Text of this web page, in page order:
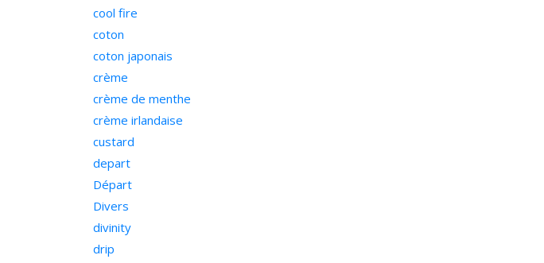
cool fire
coton
coton japonais
crème
crème de menthe
crème irlandaise
custard
depart
Départ
Divers
divinity
drip